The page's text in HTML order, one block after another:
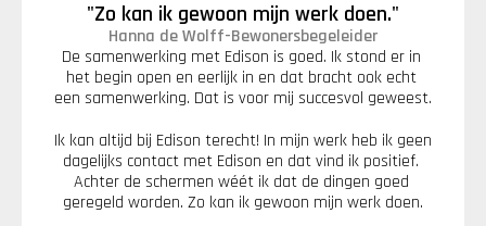
"Zo kan ik gewoon mijn werk doen."
Hanna de Wolff-Bewonersbegeleider
De samenwerking met Edison is goed. Ik stond er in
het begin open en eerlijk in en dat bracht ook echt
een samenwerking. Dat is voor mij succesvol geweest.
Ik kan altijd bij Edison terecht! In mijn werk heb ik geen
dagelijks contact met Edison en dat vind ik positief.
Achter de schermen wéét ik dat de dingen goed
geregeld worden. Zo kan ik gewoon mijn werk doen.